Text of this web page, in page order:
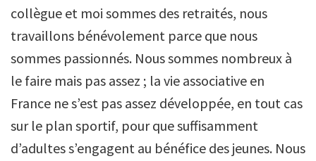
collègue et moi sommes des retraités, nous
travaillons bénévolement parce que nous
sommes passionnés. Nous sommes nombreux à
le faire mais pas assez ; la vie associative en
France ne s’est pas assez développée, en tout cas
sur le plan sportif, pour que suffisamment
d’adultes s’engagent au bénéfice des jeunes. Nous